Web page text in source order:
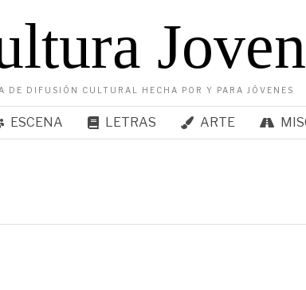
Joven
DE DIFUSIÓN CULTURAL HECHA POR Y PARA JÓVENES
ESCENA LETRAS ARTE